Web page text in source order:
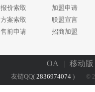
报价索取
方案索取
售前申请
加盟申请
联盟宣言
招商加盟
OA | 移动
友链QQ( 2836974074 ) ©